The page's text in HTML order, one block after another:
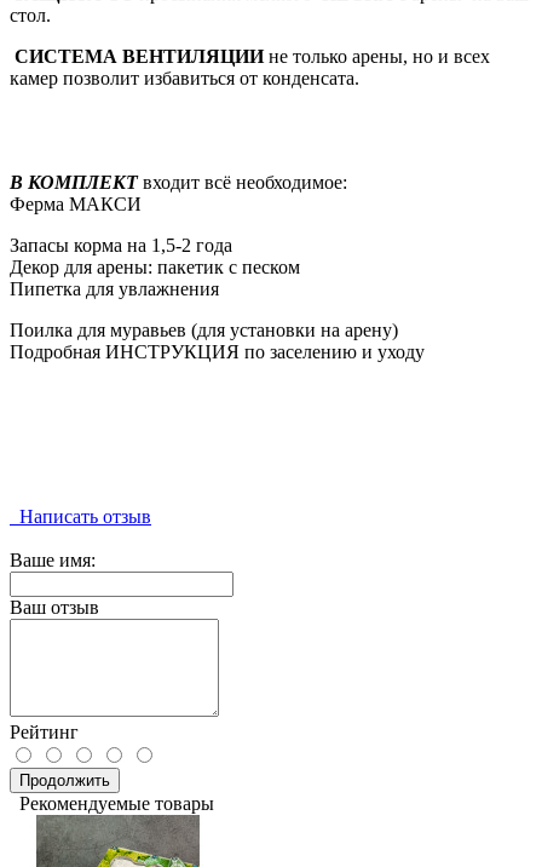
стол.
СИСТЕМА ВЕНТИЛЯЦИИне только арены, но и всех
камер позволит избавиться от конденсата.
В КОМПЛЕКТвходит всё необходимое:
Ферма МАКСИ
Запасы корма на 1,5-2 года
Декор для арены: пакетик с песком
Пипетка для увлажнения
Поилка для муравьев (для установки на арену)
Подробная ИНСТРУКЦИЯ по заселению и уходу
Написать отзыв
Ваше имя:
Ваш отзыв
Рейтинг
Продолжить
Рекомендуемые товары